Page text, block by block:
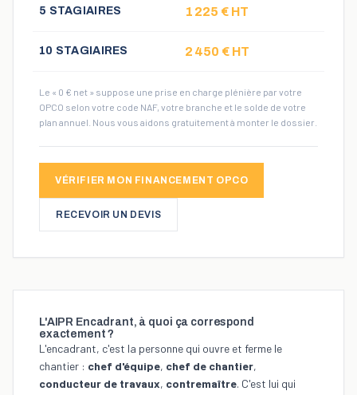
5 STAGIAIRES 1 225 € HT
10 STAGIAIRES 2 450 € HT
Le « 0 € net » suppose une prise en charge plénière par votre
OPCO selon votre code NAF, votre branche et le solde de votre
plan annuel. Nous vous aidons gratuitement à monter le dossier.
VÉRIFIER MON FINANCEMENT OPCO
RECEVOIR UN DEVIS
L'AIPR Encadrant, à quoi ça correspond
exactement ?
L'encadrant, c'est la personne qui ouvre et ferme le
chantier : chef d'équipe, chef de chantier,
conducteur de travaux, contremaître. C'est lui qui